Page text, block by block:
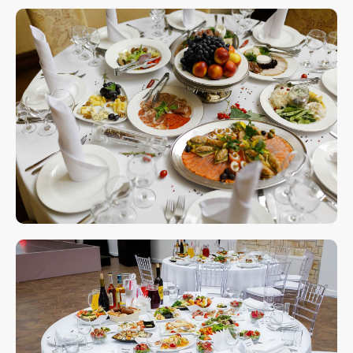
Оставить заявку
+7 964 635-25-15
info@smiletogo.ru
Витя Дима Слава
Написать в Телеграм
Фото и видео Музыкальные
Фотобудка
Фруктовый оркестр